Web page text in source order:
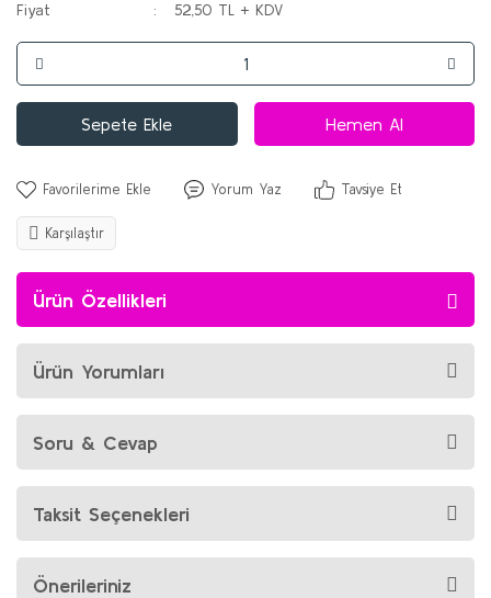
Fiyat
52,50 TL + KDV
Sepete Ekle Hemen Al
Yorum Yaz Tavsiye Et
Karşılaştır
Ürün Özellikleri
Ürün Yorumları
Soru & Cevap
Taksit Seçenekleri
Önerileriniz